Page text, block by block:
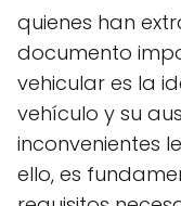
quienes han
documento
vehicular es la
vehículo y su
inconvenientes
ello, es